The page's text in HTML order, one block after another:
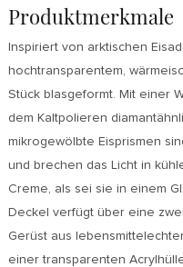
Produktmerkmale
Inspiriert von arktischen
hochtransparentem,
Stück blasgeformt. Mit einer
dem Kaltpolieren
mikrogewölbte Eisprismen
und brechen das Licht in
Creme, als sei sie in einem
Deckel verfügt über eine
Gerüst aus
einer transparenten